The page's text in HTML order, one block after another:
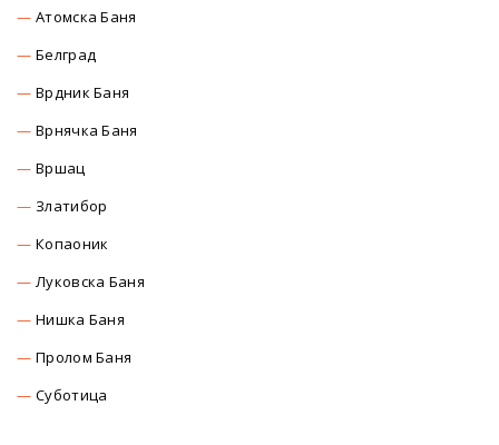
Атомска Баня
Белград
Врдник Баня
Врнячка Баня
Вршац
Златибор
Копаоник
Луковска Баня
Нишка Баня
Пролом Баня
Суботица